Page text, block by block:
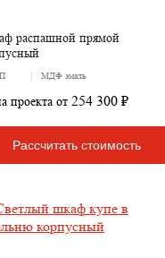
распашной прямой
МДФ эмаль
проекта от 254 300 ₽
Рассчитать стоимость